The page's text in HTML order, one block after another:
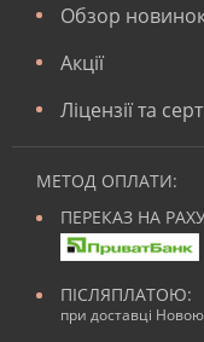
Обзор
Акції
Ліцензії та
МЕТОД ОПЛАТИ:
ПЕРЕКАЗ НА
ПІСЛЯПЛАТОЮ:
при доставці